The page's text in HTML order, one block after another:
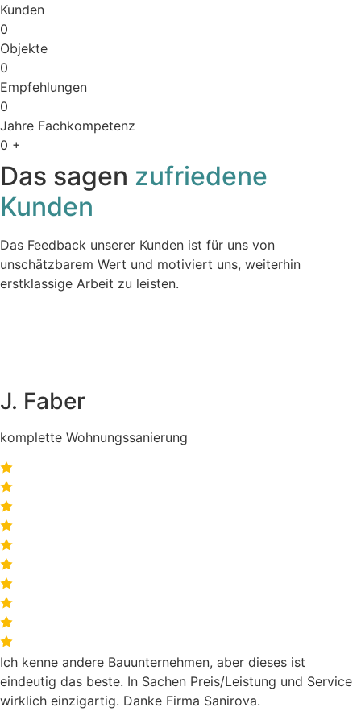
Kunden
0
Objekte
0
Empfehlungen
0
Jahre Fachkompetenz
0 +
Das sagen zufriedene
Kunden
Das Feedback unserer Kunden ist für uns von
unschätzbarem Wert und motiviert uns, weiterhin
erstklassige Arbeit zu leisten.
J. Faber
komplette Wohnungssanierung
Ich kenne andere Bauunternehmen, aber dieses ist
eindeutig das beste. In Sachen Preis/Leistung und Service
wirklich einzigartig. Danke Firma Sanirova.